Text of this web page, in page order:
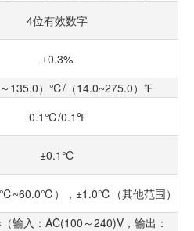
4位有效数字
±0.3%
～135.0）℃/（14.0~275.0）℉
0.1℃/0.1℉
±0.1℃
），±1.0℃（其他范围）
输入：AC(100～240)V，输出：